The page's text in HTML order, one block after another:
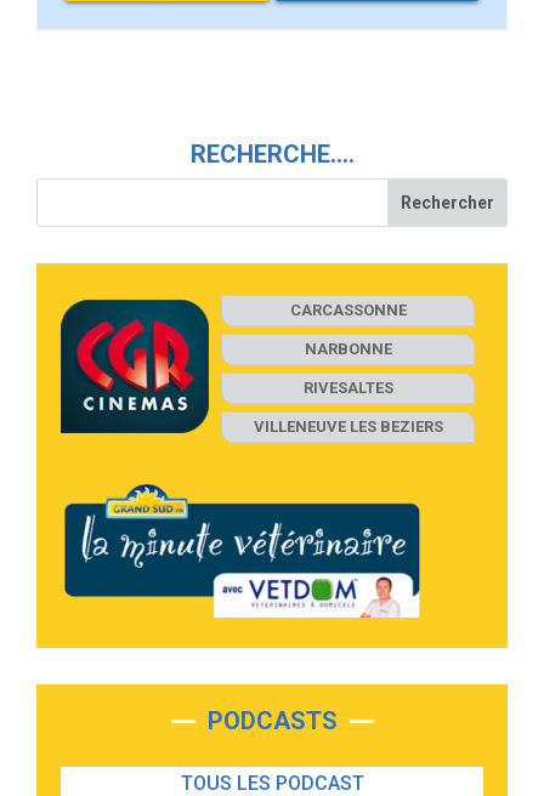
RECHERCHE….
CARCASSONNE
NARBONNE
RIVESALTES
VILLENEUVE LES BEZIERS
PODCASTS
TOUS LES PODCAST